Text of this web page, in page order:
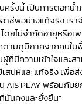
รั้งนี้ เป็นการตอกย้
ชีพอย่างแท้จริง เรา
ยไม่จำกัดอายุหรือเ
ตามภูมิภาคจากคนใน
ผู้ที่มีความเข้าใจและส
สน่ห์และแท้จริง เพื่อ
PLAY พร้อมกับย
มั่นคงและยั่งยืน”